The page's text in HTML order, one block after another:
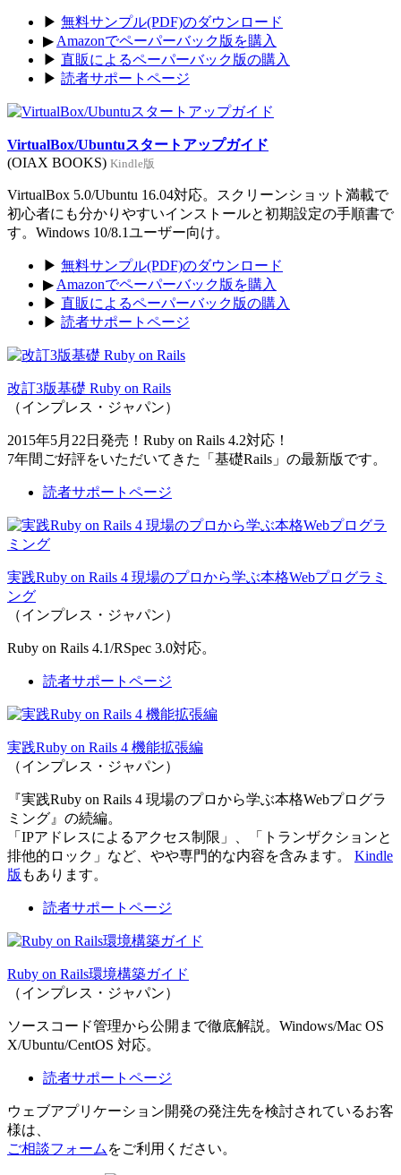
▶ 無料サンプル(PDF)のダウンロード
▶ Amazonでペーパーバック版を購入
▶ 直販によるペーパーバック版の購入
▶ 読者サポートページ
VirtualBox/Ubuntuスタートアップガイド
(OIAX BOOKS) Kindle版
VirtualBox 5.0/Ubuntu 16.04対応。スクリーンショット満載で
初心者にも分かりやすいインストールと初期設定の手順書で
す。Windows 10/8.1ユーザー向け。
▶ 無料サンプル(PDF)のダウンロード
▶ Amazonでペーパーバック版を購入
▶ 直販によるペーパーバック版の購入
▶ 読者サポートページ
改訂3版基礎 Ruby on Rails
（インプレス・ジャパン）
2015年5月22日発売！Ruby on Rails 4.2対応！
7年間ご好評をいただいてきた「基礎Rails」の最新版です。
読者サポートページ
実践Ruby on Rails 4 現場のプロから学ぶ本格Webプログラミ
ング
（インプレス・ジャパン）
Ruby on Rails 4.1/RSpec 3.0対応。
読者サポートページ
実践Ruby on Rails 4 機能拡張編
（インプレス・ジャパン）
『実践Ruby on Rails 4 現場のプロから学ぶ本格Webプログラ
ミング』の続編。
「IPアドレスによるアクセス制限」、「トランザクションと
排他的ロック」など、やや専門的な内容を含みます。 Kindle
版 もあります。
読者サポートページ
Ruby on Rails環境構築ガイド
（インプレス・ジャパン）
ソースコード管理から公開まで徹底解説。Windows/Mac OS
X/Ubuntu/CentOS 対応。
読者サポートページ
ウェブアプリケーション開発の発注先を検討されているお客
様は、
ご相談フォーム をご利用ください。